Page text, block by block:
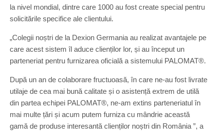
la nivel mondial, dintre care 1000 au fost create special pentru
solicitările specifice ale clientului.
„Colegii noștri de la Dexion Germania au realizat avantajele pe
care acest sistem îl aduce clienților lor, și au început un
parteneriat pentru furnizarea oficială a sistemului PALOMAT®.
După un an de colaborare fructuoasă, în care ne-au fost livrate
utilaje de cea mai bună calitate și o asistență extrem de utilă
din partea echipei PALOMAT®, ne-am extins parteneriatul în
mai multe țări și acum putem furniza cu mândrie această
gamă de produse interesantă clienților noștri din România ”, a